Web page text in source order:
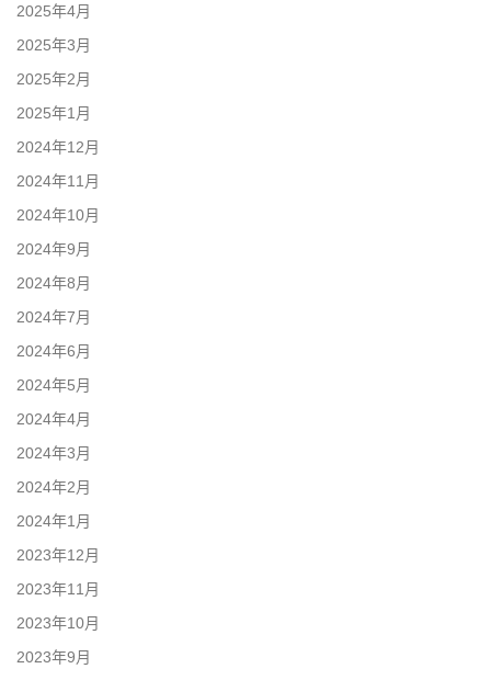
2025年4月
2025年3月
2025年2月
2025年1月
2024年12月
2024年11月
2024年10月
2024年9月
2024年8月
2024年7月
2024年6月
2024年5月
2024年4月
2024年3月
2024年2月
2024年1月
2023年12月
2023年11月
2023年10月
2023年9月